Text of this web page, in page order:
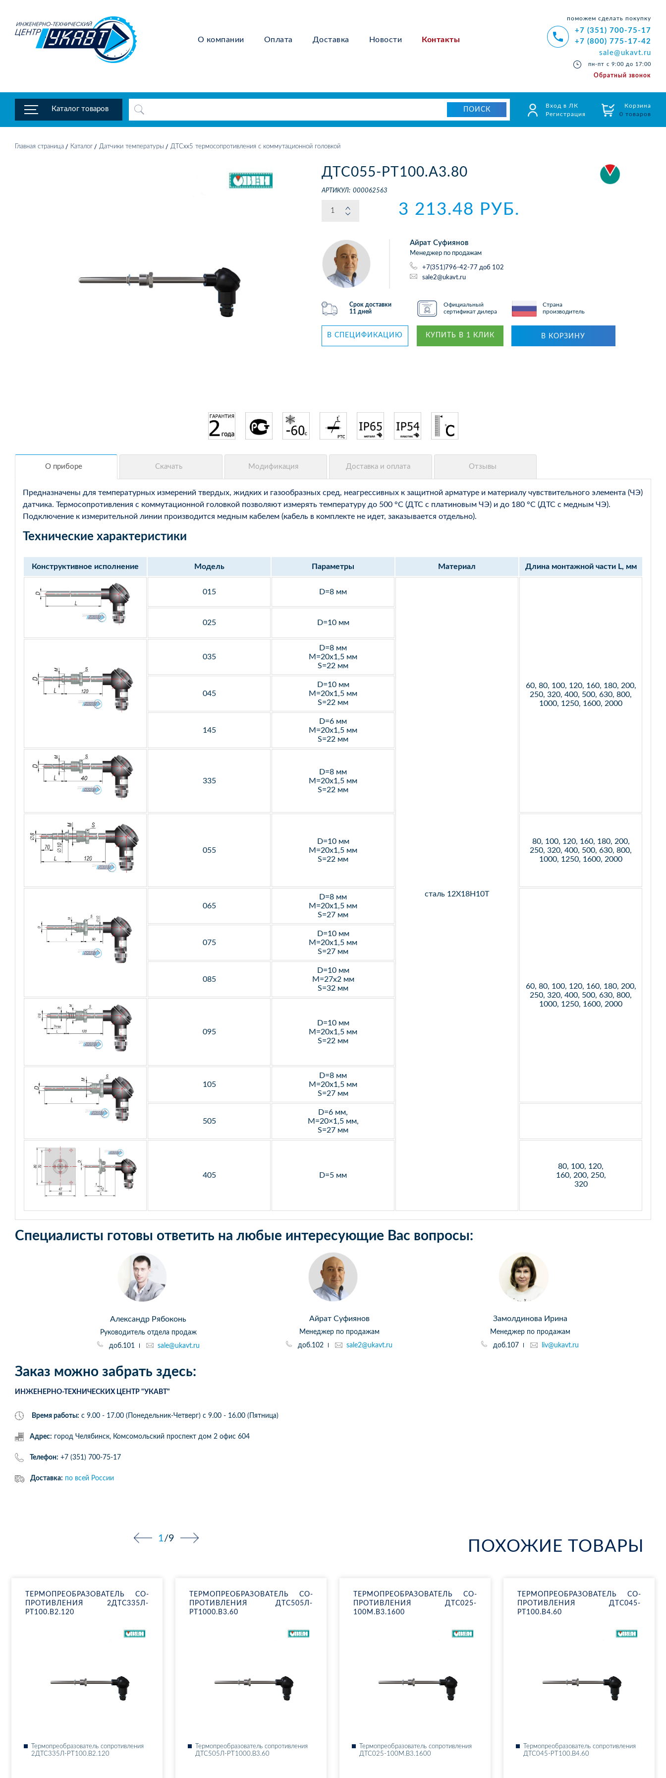
О компании Оплата Доставка Новости Контакты
поможем сделать покупку
+7 (351) 700-75-17
+7 (800) 775-17-42
sale@ukavt.ru
пн-пт с 9:00 до 17:00
Обратный звонок
Каталог товаров
Вход в ЛК
Регистрация
Корзина
0 товаров
Главная страница Каталог Датчики температуры ДТСхх5 термосопротивления с коммутационной головкой
ДТС055-РТ100.А3.80
АРТИКУЛ: 000062563
3 213.48 РУБ.
Айрат Суфиянов
Менеджер по продажам
+7(351)796-42-77 доб 102
sale2@ukavt.ru
Срок доставки
11 дней
Официальный
сертификат дилера
Страна
производитель
В СПЕЦИФИКАЦИЮ КУПИТЬ В 1 КЛИК В КОРЗИНУ
Предназначены для температурных измерений твердых, жидких и газообразных сред, неагрессивных к защитной арматуре и материалу чувствительного элемента (ЧЭ)
датчика. Термосопротивления с коммутационной головкой позволяют измерять температуру до 500 °С (ДТС с платиновым ЧЭ) и до 180 °С (ДТС с медным ЧЭ).
Подключение к измерительной линии производится медным кабелем (кабель в комплекте не идет, заказывается отдельно).
Технические характеристики
Конструктивное исполнение Модель Параметры Материал Длина монтажной части L, мм
015 D=8 мм
сталь 12Х18Н10Т
60, 80, 100, 120, 160, 180, 200,
250, 320, 400, 500, 630, 800,
1000, 1250, 1600, 2000
025 D=10 мм
035
D=8 мм
M=20х1,5 мм
S=22 мм
045
D=10 мм
M=20х1,5 мм
S=22 мм
145
D=6 мм
M=20х1,5 мм
S=22 мм
335
D=8 мм
M=20х1,5 мм
S=22 мм
055
D=10 мм
M=20х1,5 мм
S=22 мм
80, 100, 120, 160, 180, 200,
250, 320, 400, 500, 630, 800,
1000, 1250, 1600, 2000
065
D=8 мм
M=20х1,5 мм
S=27 мм
60, 80, 100, 120, 160, 180, 200,
250, 320, 400, 500, 630, 800,
1000, 1250, 1600, 2000
075
D=10 мм
M=20х1,5 мм
S=27 мм
085
D=10 мм
M=27х2 мм
S=32 мм
095
D=10 мм
M=20х1,5 мм
S=22 мм
105
D=8 мм
M=20х1,5 мм
S=27 мм
505
D=6 мм,
M=20×1,5 мм,
S=27 мм
405 D=5 мм
80, 100, 120,
160, 200, 250,
320
Специалисты готовы ответить на любые интересующие Вас вопросы:
Александр Рябоконь
Руководитель отдела продаж
доб.101
sale@ukavt.ru
Айрат Суфиянов
Менеджер по продажам
доб.102
sale2@ukavt.ru
Замолдинова Ирина
Менеджер по продажам
доб.107
liv@ukavt.ru
Заказ можно забрать здесь:
ИНЖЕНЕРНО-ТЕХНИЧЕСКИХ ЦЕНТР "УКАВТ"
Время работы: с 9.00 - 17.00 (Понедельник-Четверг) c 9.00 - 16.00 (Пятница)
Адрес: город Челябинск, Комсомольский проспект дом 2 офис 604
Телефон: +7 (351) 700-75-17
Доставка: по всей России
ПОХОЖИЕ ТОВАРЫ
1/9
ТЕР­МО­ПРЕ­ОБ­РА­ЗО­ВА­ТЕЛЬ СО­
ПРО­ТИВ­ЛЕ­НИЯ 2ДТ­С335Л-
РТ100.В2.120
Тер­мо­пре­об­ра­зо­ва­тель со­про­тив­ле­ния
2ДТ­С335Л-РТ100.В2.120
ТЕР­МО­ПРЕ­ОБ­РА­ЗО­ВА­ТЕЛЬ СО­
ПРО­ТИВ­ЛЕ­НИЯ ДТ­С505Л-
РТ1000.В3.60
Тер­мо­пре­об­ра­зо­ва­тель со­про­тив­ле­ния
ДТ­С505Л-РТ1000.В3.60
ТЕР­МО­ПРЕ­ОБ­РА­ЗО­ВА­ТЕЛЬ СО­
ПРО­ТИВ­ЛЕ­НИЯ ДТ­С025-
100М.В3.1600
Тер­мо­пре­об­ра­зо­ва­тель со­про­тив­ле­ния
ДТ­С025-100М.В3.1600
ТЕР­МО­ПРЕ­ОБ­РА­ЗО­ВА­ТЕЛЬ СО­
ПРО­ТИВ­ЛЕ­НИЯ ДТ­С045-
РТ100.В4.60
Тер­мо­пре­об­ра­зо­ва­тель со­про­тив­ле­ния
ДТ­С045-РТ100.В4.60